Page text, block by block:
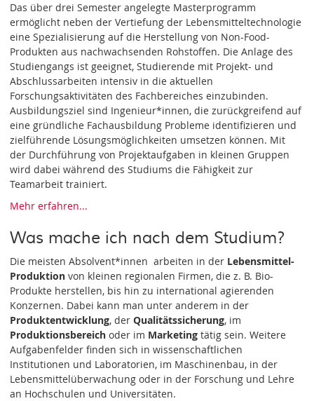
Das über drei Semester angelegte Masterprogramm
ermöglicht neben der Vertiefung der Lebensmitteltechnologie
eine Spezialisierung auf die Herstellung von Non-Food-
Produkten aus nachwachsenden Rohstoffen. Die Anlage des
Studiengangs ist geeignet, Studierende mit Projekt- und
Abschlussarbeiten intensiv in die aktuellen
Forschungsaktivitäten des Fachbereiches einzubinden.
Ausbildungsziel sind Ingenieur*innen, die zurückgreifend auf
eine gründliche Fachausbildung Probleme identifizieren und
zielführende Lösungsmöglichkeiten umsetzen können. Mit
der Durchführung von Projektaufgaben in kleinen Gruppen
wird dabei während des Studiums die Fähigkeit zur
Teamarbeit trainiert.
Mehr erfahren...
Was mache ich nach dem Studium?
Die meisten Absolvent*innen arbeiten in der Lebensmittel-
Produktion von kleinen regionalen Firmen, die z. B. Bio-
Produkte herstellen, bis hin zu international agierenden
Konzernen. Dabei kann man unter anderem in der
Produktentwicklung, derQualitätssicherung, im
Produktionsbereichoder im Marketingtätig sein. Weitere
Aufgabenfelder finden sich in wissenschaftlichen
Institutionen und Laboratorien, im Maschinenbau, in der
Lebensmittelüberwachung oder in der Forschung und Lehre
an Hochschulen und Universitäten.